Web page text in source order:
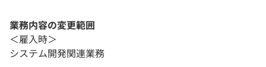
業務内容の変更範囲
＜雇入時＞
システム開発関連業務